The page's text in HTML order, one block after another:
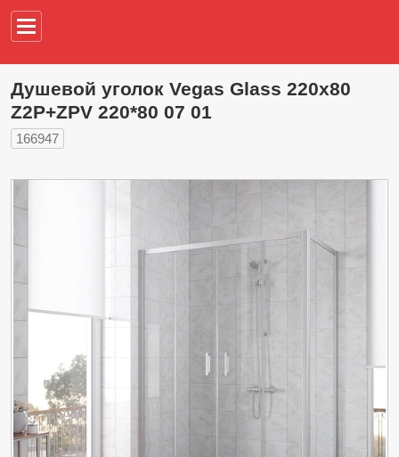
Душевой уголок Vegas Glass 220х80
Z2P+ZPV 220*80 07 01
166947